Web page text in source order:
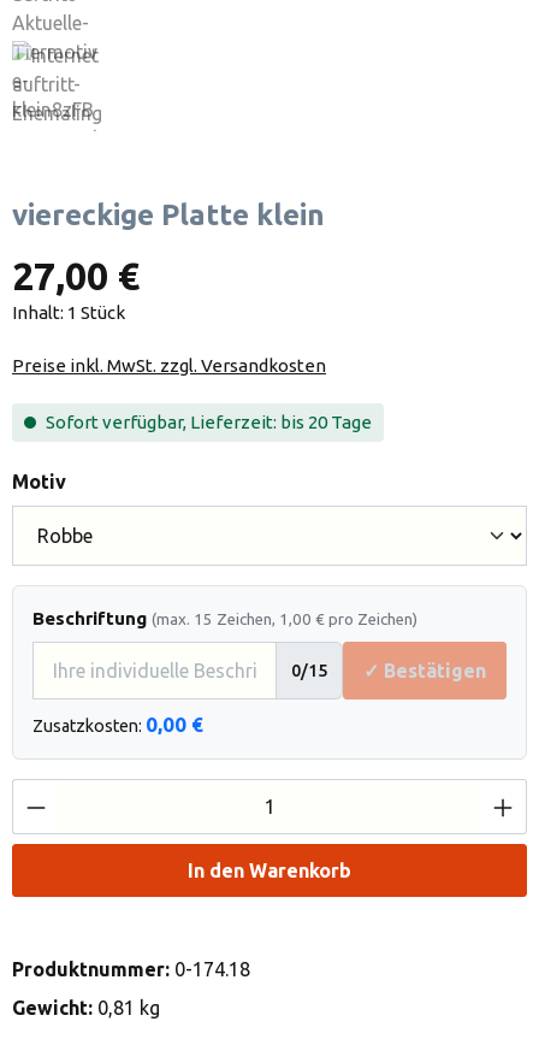
viereckige Platte klein
27,00 €
Inhalt: 1 Stück
Preise inkl. MwSt. zzgl. Versandkosten
Sofort verfügbar, Lieferzeit: bis 20 Tage
Motivauswählen
Beschriftung (max. 15 Zeichen, 1,00 € pro Zeichen)
0/15 ✓ Bestätigen
Zusatzkosten: 0,00 €
Produkt Anzahl: Gib den gewünschten
In den Warenkorb
Produktnummer: 0-174.18
Gewicht: 0,81 kg